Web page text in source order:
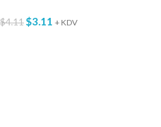
$4.11$3.11 + KDV